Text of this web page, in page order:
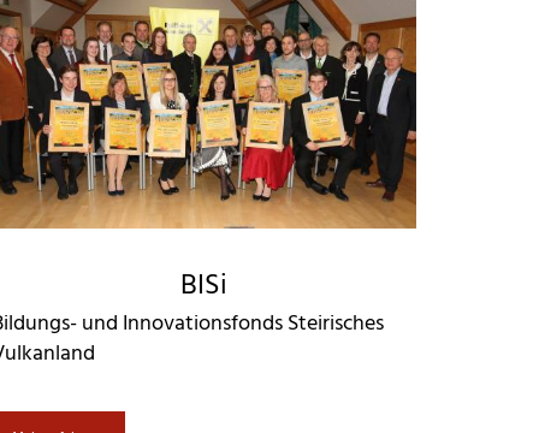
BISi
und Innovationsfonds Steirisches